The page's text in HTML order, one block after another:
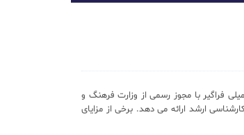
فراگیر با مجوز رسمی از وزارت فرهنگ و
ارشد ارائه می دهد. برخی از مزایای